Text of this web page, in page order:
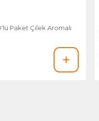
Paket Çilek Aromalı